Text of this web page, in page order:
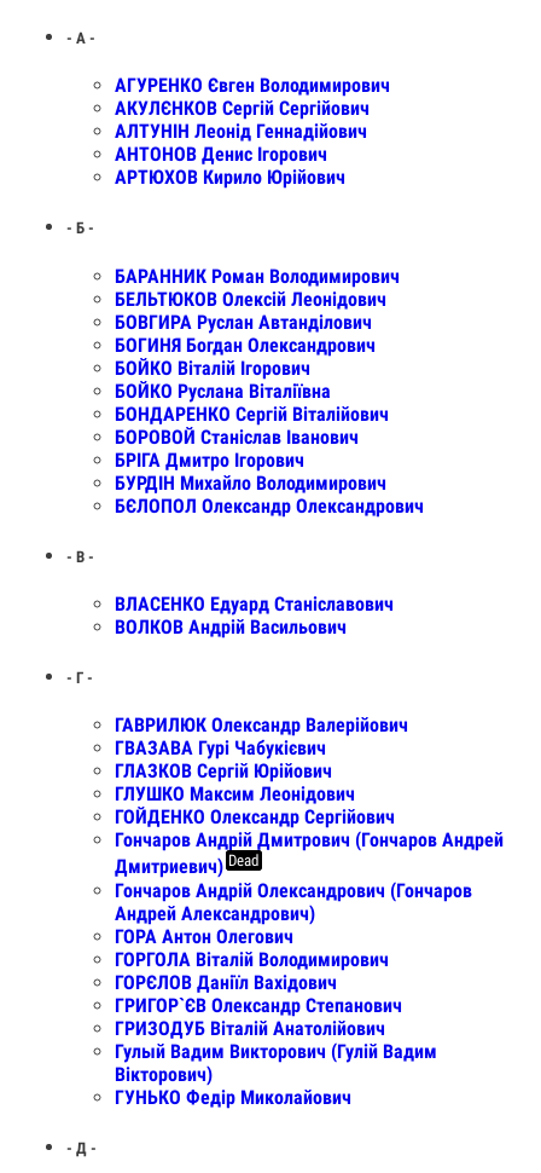
- А -
АГУРЕНКО Євген Володимирович
АКУЛЄНКОВ Сергій Сергійович
АЛТУНІН Леонід Геннадійович
АНТОНОВ Денис Ігорович
АРТЮХОВ Кирило Юрійович
- Б -
БАРАННИК Роман Володимирович
БЕЛЬТЮКОВ Олексій Леонідович
БОВГИРА Руслан Автанділович
БОГИНЯ Богдан Олександрович
БОЙКО Віталій Ігорович
БОЙКО Руслана Віталіївна
БОНДАРЕНКО Сергій Віталійович
БОРОВОЙ Станіслав Іванович
БРІГА Дмитро Ігорович
БУРДІН Михайло Володимирович
БЄЛОПОЛ Олександр Олександрович
- В -
ВЛАСЕНКО Едуард Станіславович
ВОЛКОВ Андрій Васильович
- Г -
ГАВРИЛЮК Олександр Валерійович
ГВАЗАВА Гурі Чабукієвич
ГЛАЗКОВ Сергій Юрійович
ГЛУШКО Максим Леонідович
ГОЙДЕНКО Олександр Сергійович
Гончаров Андрій Дмитрович (Гончаров Андрей
Дмитриевич) Dead
Гончаров Андрій Олександрович (Гончаров
Андрей Александрович)
ГОРА Антон Олегович
ГОРГОЛА Віталій Володимирович
ГОРЄЛОВ Даніїл Вахідович
ГРИГОР`ЄВ Олександр Степанович
ГРИЗОДУБ Віталій Анатолійович
Гулый Вадим Викторович (Гулій Вадим
Вікторович)
ГУНЬКО Федір Миколайович
- Д -